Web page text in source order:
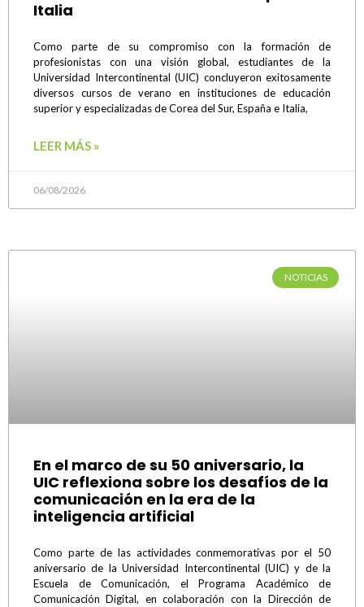
Italia
Como parte de su compromiso con la formación de
profesionistas con una visión global, estudiantes de la
Universidad Intercontinental (UIC) concluyeron exitosamente
diversos cursos de verano en instituciones de educación
superior y especializadas de Corea del Sur, España e Italia,
LEER MÁS »
06/08/2026
NOTICIAS
En el marco de su 50 aniversario, la
UIC reflexiona sobre los desafíos de la
comunicación en la era de la
inteligencia artificial
Como parte de las actividades conmemorativas por el 50
aniversario de la Universidad Intercontinental (UIC) y de la
Escuela de Comunicación, el Programa Académico de
Comunicación Digital, en colaboración con la Dirección de